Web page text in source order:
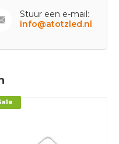
Stuur een e-mail:
info@atotzled.nl